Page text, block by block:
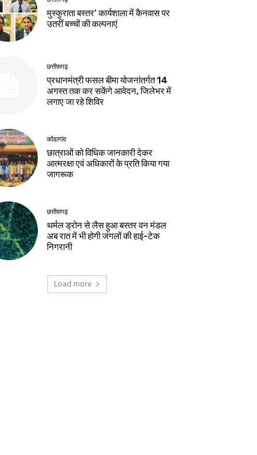
मुस्कुराता बस्तर’ कार्यशाला में कैनवास पर
उतरीं बच्चों की कल्पनाएं
छत्तीसगढ़
प्रधानमंत्री फसल बीमा योजनांतर्गत 14
अगस्त तक कर सकेंगे आवेदन, जिलेभर में
लगाए जा रहे शिविर
कोंडागांव
छात्राओं को विधिक जानकारी देकर
आत्मरक्षा एवं अधिकारों के प्रति किया गया
जागरूक
छत्तीसगढ़
थर्मल ड्रोन से लैस हुआ बस्तर वन मंडल
अब रात में भी होगी जंगलों की हाई-टेक
निगरानी
Load more